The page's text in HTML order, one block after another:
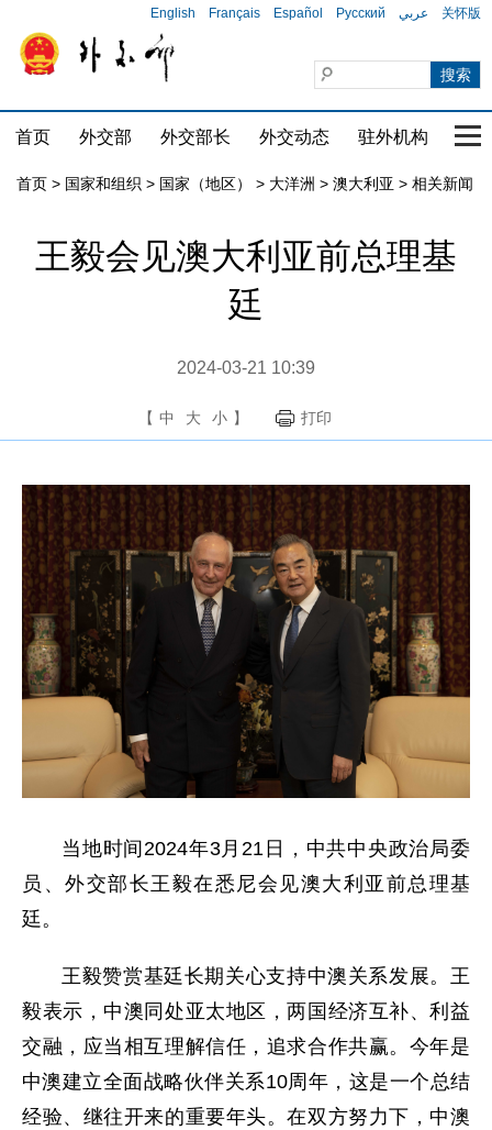
English Français Español Русский عربي 关怀版
首页 外交部 外交部长 外交动态 驻外机构 国
首页 > 国家和组织 > 国家（地区） > 大洋洲 > 澳大利亚 > 相关新闻
王毅会见澳大利亚前总理基
廷
2024-03-21 10:39
【 中 大 小 】 打印
当地时间2024年3月21日，中共中央政治局委
员、外交部长王毅在悉尼会见澳大利亚前总理基
廷。
王毅赞赏基廷长期关心支持中澳关系发展。王
毅表示，中澳同处亚太地区，两国经济互补、利益
交融，应当相互理解信任，追求合作共赢。今年是
中澳建立全面战略伙伴关系10周年，这是一个总结
经验、继往开来的重要年头。在双方努力下，中澳